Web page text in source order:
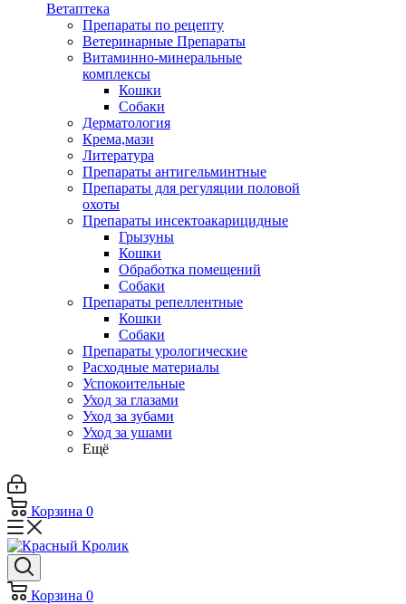
Ветаптека
Препараты по рецепту
Ветеринарные Препараты
Витаминно-минеральные
комплексы
Кошки
Собаки
Дерматология
Крема,мази
Литература
Препараты антигельминтные
Препараты для регуляции половой
охоты
Препараты инсектоакарицидные
Грызуны
Кошки
Обработка помещений
Собаки
Препараты репеллентные
Кошки
Собаки
Препараты урологические
Расходные материалы
Успокоительные
Уход за глазами
Уход за зубами
Уход за ушами
Ещё
Корзина 0
Корзина 0